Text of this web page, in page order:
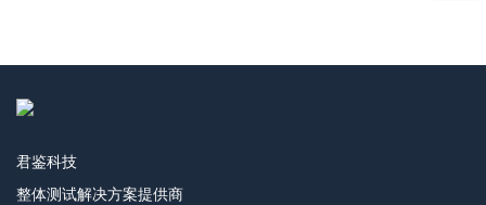
君鉴科技
整体测试解决方案提供商